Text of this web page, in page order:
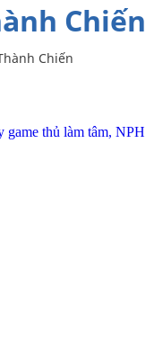
Chiến
Chiến